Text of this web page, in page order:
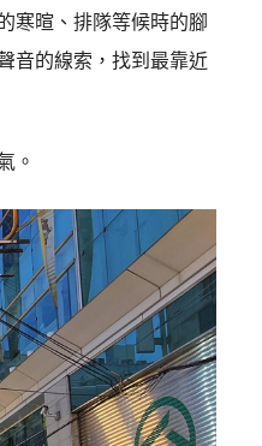
寒暄、排隊等候時的腳
音的線索，找到最靠近
。